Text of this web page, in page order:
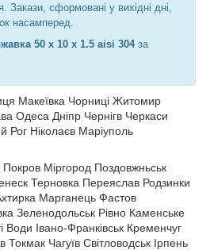
Закази, сформовані у вихідні дні,
насамперед.
50 х 10 х 1.5 aisi 304за
Макеївка Чорниці Житомир
Одеса Дніпр Чернігв Черкаси
Рог Ніколаєв Маріуполь
Покров Міргород Поздовжньськ
Терновка Переяслав Родзинки
Марганець Фастов
Зеленодольськ Рівно Каменське
Води Івано-Франківськ Кременчуг
Токмак Чагуїв Світловодськ Ірпень